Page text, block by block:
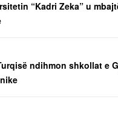
“Kadri Zeka” u
ndihmon shkollat e